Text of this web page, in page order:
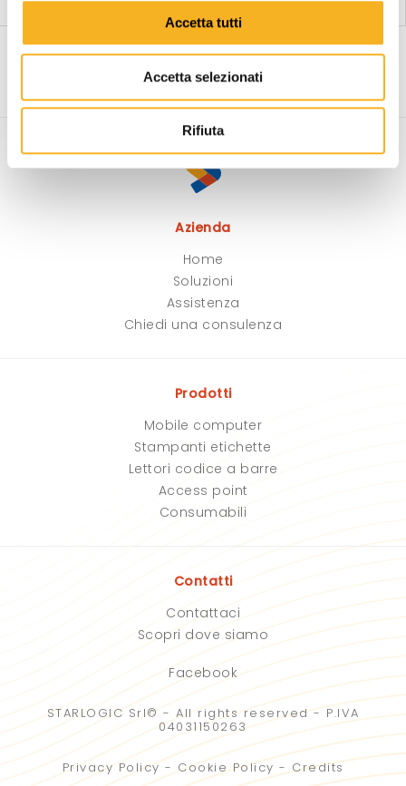
Accetta tutti
Accetta selezionati
Rifiuta
Azienda
Home
Soluzioni
Assistenza
Chiedi una consulenza
Prodotti
Mobile computer
Stampanti etichette
Lettori codice a barre
Access point
Consumabili
Contatti
Contattaci
Scopri dove siamo
Facebook
STARLOGIC Srl© - All rights reserved - P.IVA
04031150263
Privacy Policy-Cookie Policy -Credits